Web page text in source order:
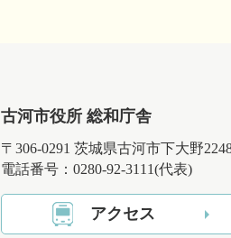
古河市役所 総和庁舎
〒306-0291 茨城県古河市下大野
電話番号：0280-92-3111(代表)
アクセス